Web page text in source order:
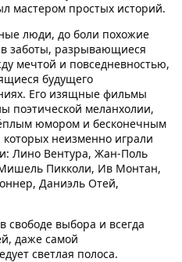
мастером простых историй.
люди, до боли похожие
заботы, разрывающиеся
мечтой и повседневностью,
будущего
Его изящные фильмы
поэтической меланхолии,
юмором и бесконечным
неизменно играли
Лино Вентура, Жан-Поль
Пикколи, Ив Монтан,
Даниэль Отей,
свободе выбора и всегда
даже самой
светлая полоса.